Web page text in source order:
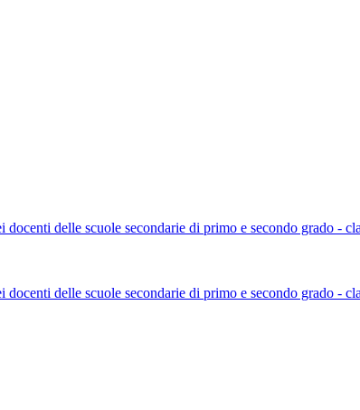
delle scuole secondarie di primo e secondo grado -
delle scuole secondarie di primo e secondo grado -